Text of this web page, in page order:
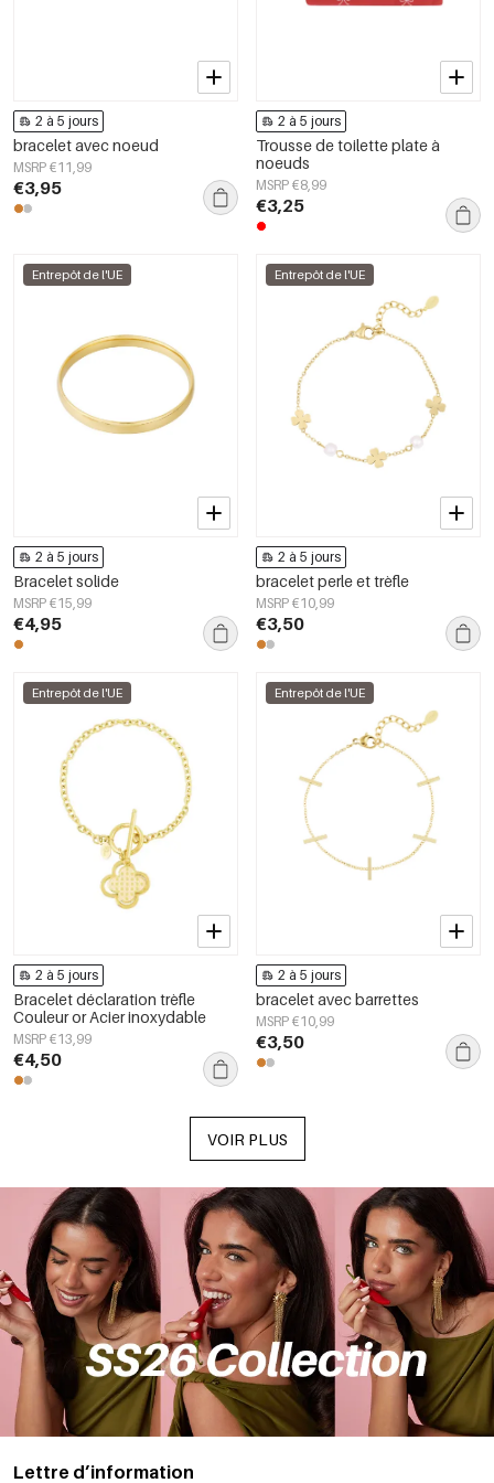
2 à 5 jours
bracelet avec noeud
MSRP €11,99
€3,95
2 à 5 jours
Trousse de toilette plate à
noeuds
MSRP €8,99
€3,25
Entrepôt de l'UE
2 à 5 jours
Bracelet solide
MSRP €15,99
€4,95
Entrepôt de l'UE
2 à 5 jours
bracelet perle et trèfle
MSRP €10,99
€3,50
Entrepôt de l'UE
2 à 5 jours
Bracelet déclaration trèfle
Couleur or Acier inoxydable
MSRP €13,99
€4,50
Entrepôt de l'UE
2 à 5 jours
bracelet avec barrettes
MSRP €10,99
€3,50
VOIR PLUS
Lettre d’information